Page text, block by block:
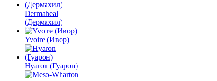
Dermaheal
(Дермахил)
Yvoire (Ивор)
Hyaron (Гуарон)